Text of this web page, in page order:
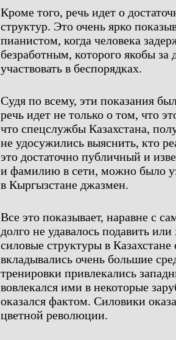
Кроме того, речь идет о
структур. Это очень ярко
пианистом, когда человека
безработным, которого якобы за
участвовать в беспорядках.
Судя по всему, эти показания
речь идет не только о том, что
что спецслужбы Казахстана,
не удосужились выяснить, кто
это достаточно публичный и
и фамилию в сети, можно было
в Кыргызстане джазмен.
Все это показывает, наравне с
долго не удавалось подавить
силовые структуры в
вкладывались очень большие
тренировки привлекались
вовлекался ими в некоторые
оказался фактом. Силовики
цветной революции.